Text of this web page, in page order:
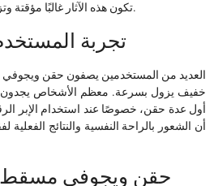
تكون هذه الآثار غالبًا مؤقتة وتزول خلال ساعات إلى أيام قليلة.
:تجربة
العديد من المستخدمين يصفون حقن ويجوفي
خفيف يزول بسرعة. معظم الأشخاص يجدون
أول عدة حقن، خصوصًا عند استخدام الإبر
أن الشعور بالراحة النفسية والنتائج
:حقن ويجوفي